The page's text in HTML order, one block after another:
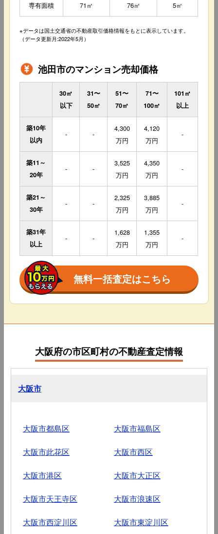
専有面積 71㎡ 76㎡ 5㎡
※データは国土交通省の不動産取引価格情報をもとに表示しています。
（データ更新月:2022年5月）
池田市のマンション売却価格
30㎡
以下
31〜
50㎡
51〜
70㎡
71〜
100㎡
101㎡
以上
築10年
以内
- -
4,300
万円
4,120
万円
-
築11～
20年
- -
3,525
万円
4,350
万円
-
築21～
30年
- -
2,325
万円
3,885
万円
-
築31年
以上
- -
1,628
万円
1,355
万円
-
無料一括査定はこちら
大阪府の市区町村の不動産査定情報
大阪市
大阪市都島区 大阪市福島区
大阪市此花区 大阪市西区
大阪市港区 大阪市大正区
大阪市天王寺区 大阪市浪速区
大阪市西淀川区 大阪市東淀川区